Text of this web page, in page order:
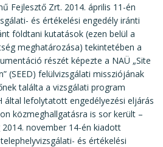
Fejlesztő Zrt. 2014. április 11-én
és értékelési engedély iránti
földtani kutatások (ezen belül a
meghatározása) tekintetében a
részét képezte a NAÜ „Site
(SEED) felülvizsgálati missziójának
találta a vizsgálati program
által lefolytatott engedélyezési eljárás
közmeghallgatásra is sor került –
november 14-én kiadott
és értékelési